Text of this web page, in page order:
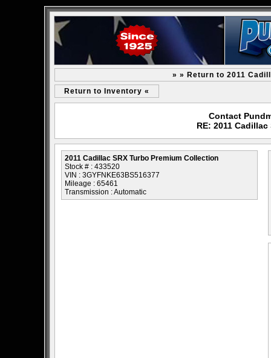
» » Return to 2011
Return to Inventory «
Contact
RE: 2011
2011 Cadillac SRX Turbo Premium Collection
Stock # : 433520
VIN : 3GYFNKE63BS516377
Mileage : 65461
Transmission : Automatic